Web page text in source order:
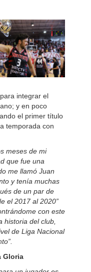
integrar el
y en poco
el primer título
temporada con
meses de mi
que fue una
me llamó Juan
y tenía muchas
de un par de
el 2017 al 2020”
con este
historia del club,
de Liga Nacional
Gloria